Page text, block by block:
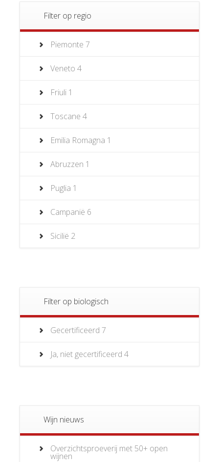
Filter op regio
Piemonte 7
Veneto 4
Friuli 1
Toscane 4
Emilia Romagna 1
Abruzzen 1
Puglia 1
Campanië 6
Sicilië 2
Filter op biologisch
Gecertificeerd 7
Ja, niet gecertificeerd 4
Wijn nieuws
Overzichtsproeverij met 50+ open
wijnen